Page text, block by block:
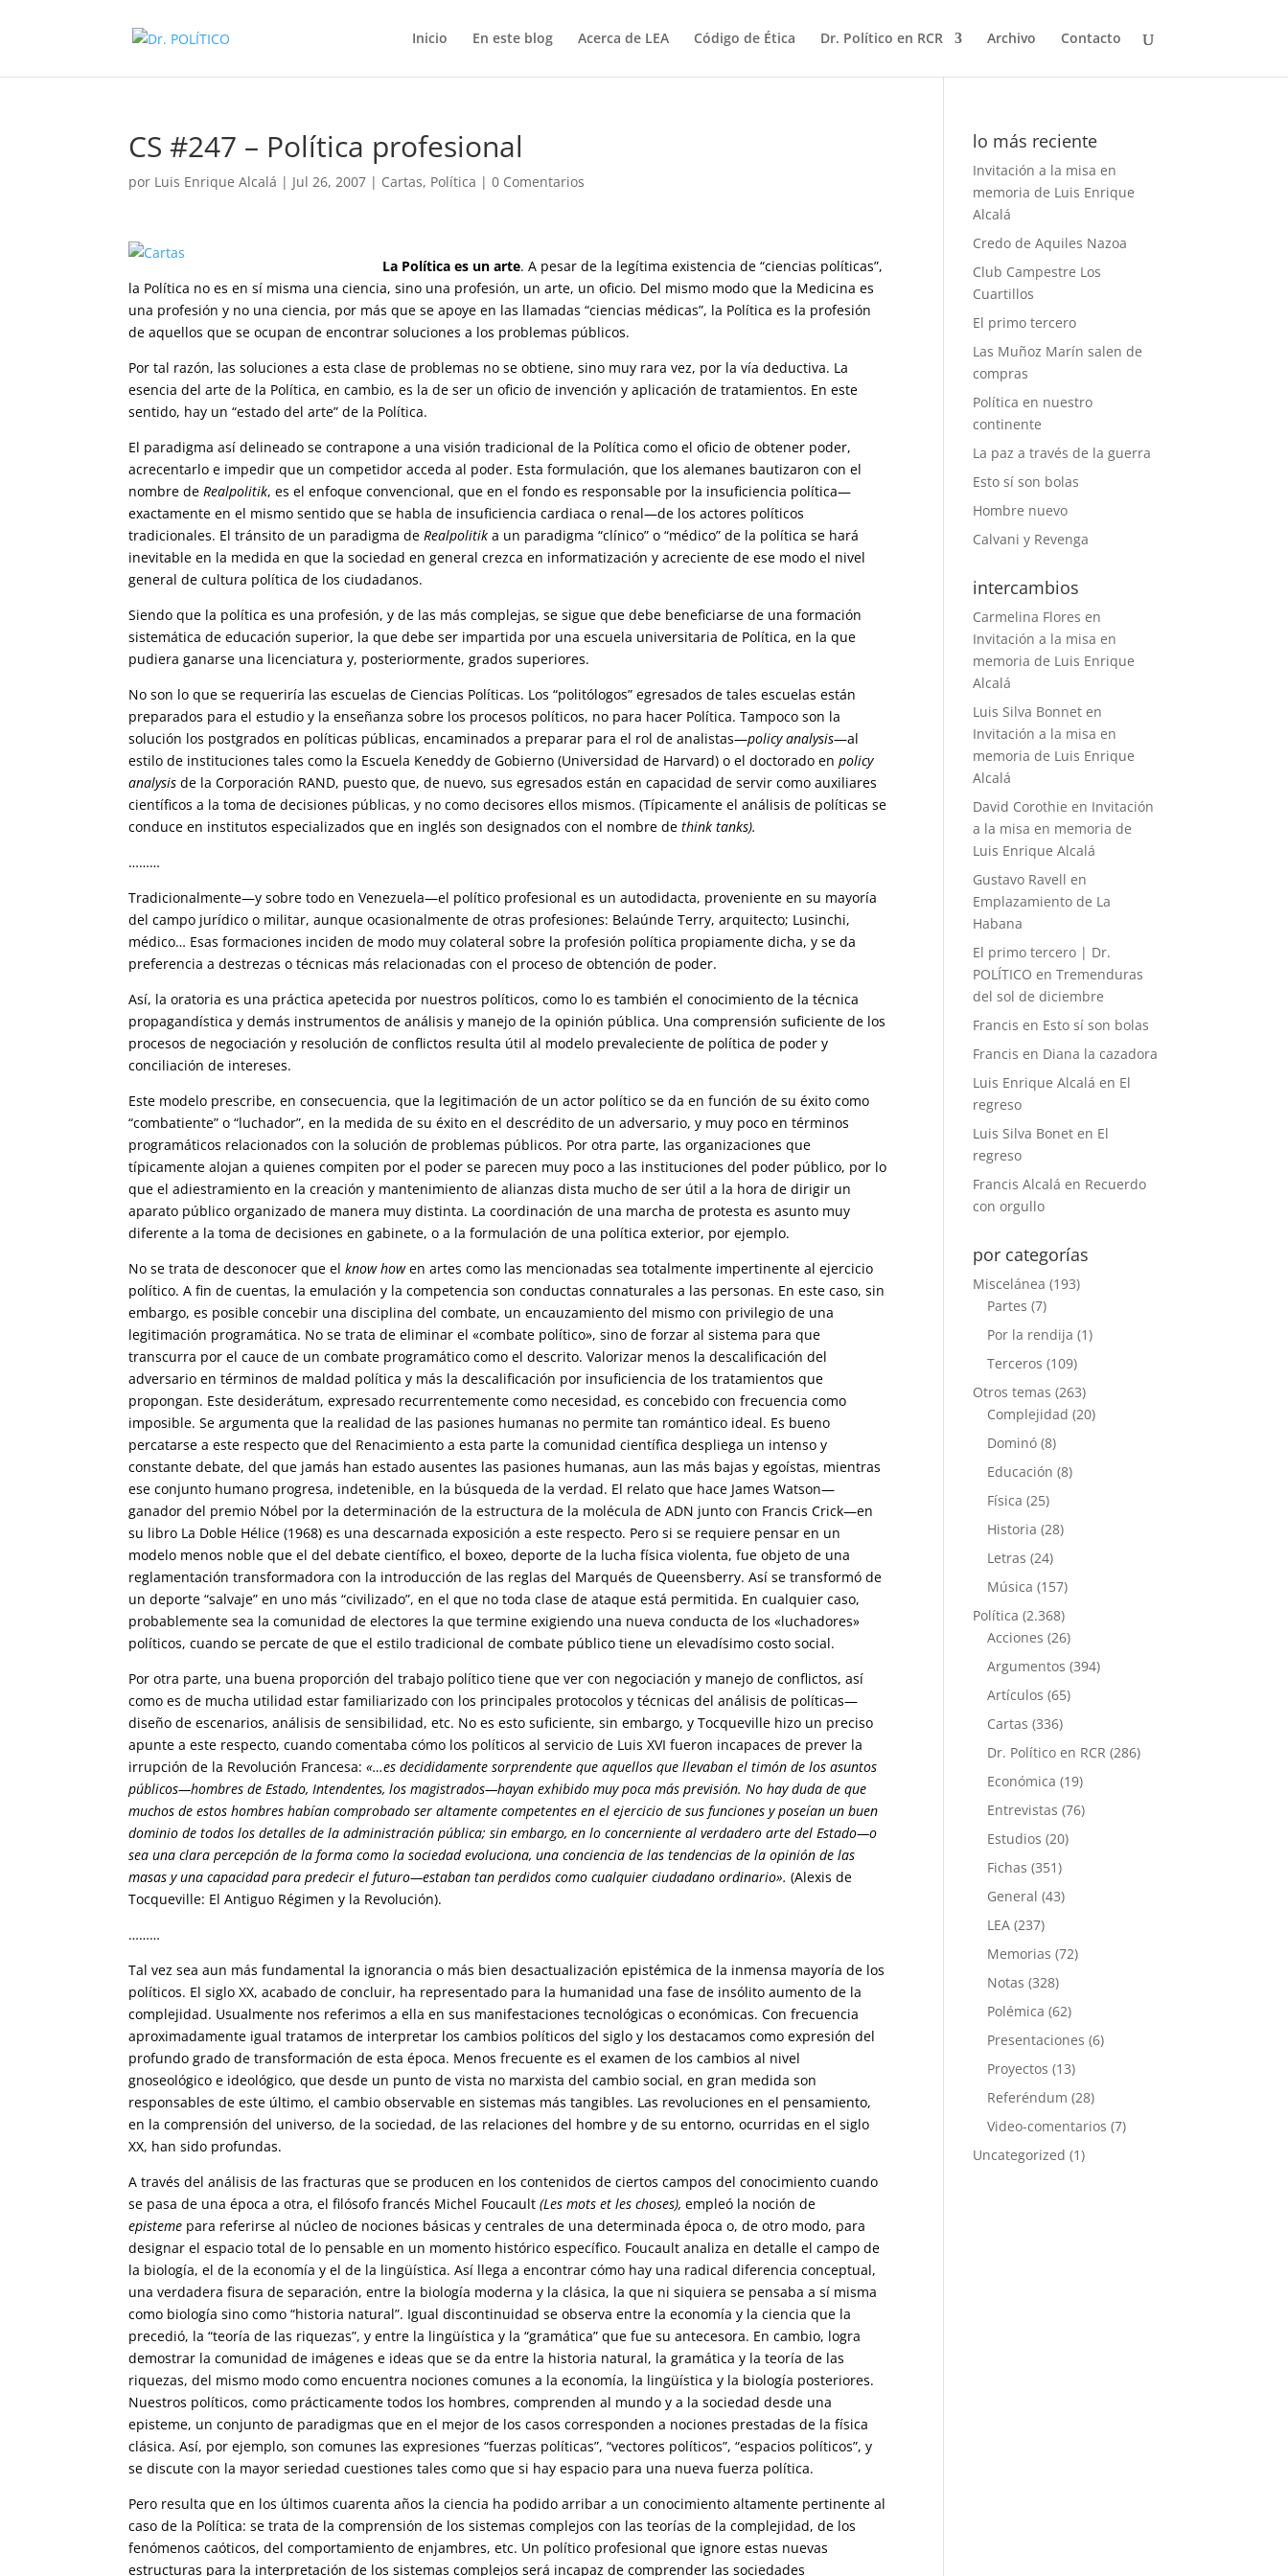
Inicio En este blog Acerca de LEA Código de Ética Dr. Político en RCR Archivo Contacto
CS #247 – Política profesional
por Luis Enrique Alcalá | Jul 26, 2007 | Cartas, Política |0 Comentarios
La Política es un arte. A pesar de la legítima existencia de “ciencias políticas”,
la Política no es en sí misma una ciencia, sino una profesión, un arte, un oficio. Del mismo modo que la Medicina es
una profesión y no una ciencia, por más que se apoye en las llamadas “ciencias médicas”, la Política es la profesión
de aquellos que se ocupan de encontrar soluciones a los problemas públicos.
Por tal razón, las soluciones a esta clase de problemas no se obtiene, sino muy rara vez, por la vía deductiva. La
esencia del arte de la Política, en cambio, es la de ser un oficio de invención y aplicación de tratamientos. En este
sentido, hay un “estado del arte” de la Política.
El paradigma así delineado se contrapone a una visión tradicional de la Política como el oficio de obtener poder,
acrecentarlo e impedir que un competidor acceda al poder. Esta formulación, que los alemanes bautizaron con el
nombre deRealpolitik, es el enfoque convencional, que en el fondo es responsable por la insuficiencia política—
exactamente en el mismo sentido que se habla de insuficiencia cardiaca o renal—de los actores políticos
tradicionales. El tránsito de un paradigma deRealpolitik a un paradigma “clínico” o “médico” de la política se hará
inevitable en la medida en que la sociedad en general crezca en informatización y acreciente de ese modo el nivel
general de cultura política de los ciudadanos.
Siendo que la política es una profesión, y de las más complejas, se sigue que debe beneficiarse de una formación
sistemática de educación superior, la que debe ser impartida por una escuela universitaria de Política, en la que
pudiera ganarse una licenciatura y, posteriormente, grados superiores.
No son lo que se requeriría las escuelas de Ciencias Políticas. Los “politólogos” egresados de tales escuelas están
preparados para el estudio y la enseñanza sobre los procesos políticos, no para hacer Política. Tampoco son la
solución los postgrados en políticas públicas, encaminados a preparar para el rol de analistas—policy analysis—al
estilo de instituciones tales como la Escuela Keneddy de Gobierno (Universidad de Harvard) o el doctorado enpolicy
analysis de la Corporación RAND, puesto que, de nuevo, sus egresados están en capacidad de servir como auxiliares
científicos a la toma de decisiones públicas, y no como decisores ellos mismos. (Típicamente el análisis de políticas se
conduce en institutos especializados que en inglés son designados con el nombre dethink tanks).
………
Tradicionalmente—y sobre todo en Venezuela—el político profesional es un autodidacta, proveniente en su mayoría
del campo jurídico o militar, aunque ocasionalmente de otras profesiones: Belaúnde Terry, arquitecto; Lusinchi,
médico… Esas formaciones inciden de modo muy colateral sobre la profesión política propiamente dicha, y se da
preferencia a destrezas o técnicas más relacionadas con el proceso de obtención de poder.
Así, la oratoria es una práctica apetecida por nuestros políticos, como lo es también el conocimiento de la técnica
propagandística y demás instrumentos de análisis y manejo de la opinión pública. Una comprensión suficiente de los
procesos de negociación y resolución de conflictos resulta útil al modelo prevaleciente de política de poder y
conciliación de intereses.
Este modelo prescribe, en consecuencia, que la legitimación de un actor político se da en función de su éxito como
“combatiente” o “luchador”, en la medida de su éxito en el descrédito de un adversario, y muy poco en términos
programáticos relacionados con la solución de problemas públicos. Por otra parte, las organizaciones que
típicamente alojan a quienes compiten por el poder se parecen muy poco a las instituciones del poder público, por lo
que el adiestramiento en la creación y mantenimiento de alianzas dista mucho de ser útil a la hora de dirigir un
aparato público organizado de manera muy distinta. La coordinación de una marcha de protesta es asunto muy
diferente a la toma de decisiones en gabinete, o a la formulación de una política exterior, por ejemplo.
No se trata de desconocer que elknow howen artes como las mencionadas sea totalmente impertinente al ejercicio
político. A fin de cuentas, la emulación y la competencia son conductas connaturales a las personas. En este caso, sin
embargo, es posible concebir una disciplina del combate, un encauzamiento del mismo con privilegio de una
legitimación programática. No se trata de eliminar el «combate político», sino de forzar al sistema para que
transcurra por el cauce de un combate programático como el descrito. Valorizar menos la descalificación del
adversario en términos de maldad política y más la descalificación por insuficiencia de los tratamientos que
propongan. Este desiderátum, expresado recurrentemente como necesidad, es concebido con frecuencia como
imposible. Se argumenta que la realidad de las pasiones humanas no permite tan romántico ideal. Es bueno
percatarse a este respecto que del Renacimiento a esta parte la comunidad científica despliega un intenso y
constante debate, del que jamás han estado ausentes las pasiones humanas, aun las más bajas y egoístas, mientras
ese conjunto humano progresa, indetenible, en la búsqueda de la verdad. El relato que hace James Watson—
ganador del premio Nóbel por la determinación de la estructura de la molécula de ADN junto con Francis Crick—en
su libro La Doble Hélice (1968) es una descarnada exposición a este respecto. Pero si se requiere pensar en un
modelo menos noble que el del debate científico, el boxeo, deporte de la lucha física violenta, fue objeto de una
reglamentación transformadora con la introducción de las reglas del Marqués de Queensberry. Así se transformó de
un deporte “salvaje” en uno más “civilizado”, en el que no toda clase de ataque está permitida. En cualquier caso,
probablemente sea la comunidad de electores la que termine exigiendo una nueva conducta de los «luchadores»
políticos, cuando se percate de que el estilo tradicional de combate público tiene un elevadísimo costo social.
Por otra parte, una buena proporción del trabajo político tiene que ver con negociación y manejo de conflictos, así
como es de mucha utilidad estar familiarizado con los principales protocolos y técnicas del análisis de políticas—
diseño de escenarios, análisis de sensibilidad, etc. No es esto suficiente, sin embargo, y Tocqueville hizo un preciso
apunte a este respecto, cuando comentaba cómo los políticos al servicio de Luis XVI fueron incapaces de prever la
irrupción de la Revolución Francesa:«…es decididamente sorprendente que aquellos que llevaban el timón de los asuntos
públicos—hombres de Estado, Intendentes, los magistrados—hayan exhibido muy poca más previsión. No hay duda de que
muchos de estos hombres habían comprobado ser altamente competentes en el ejercicio de sus funciones y poseían un buen
dominio de todos los detalles de la administración pública; sin embargo, en lo concerniente al verdadero arte del Estado—o
sea una clara percepción de la forma como la sociedad evoluciona, una conciencia de las tendencias de la opinión de las
masas y una capacidad para predecir el futuro—estaban tan perdidos como cualquier ciudadano ordinario». (Alexis de
Tocqueville: El Antiguo Régimen y la Revolución).
………
Tal vez sea aun más fundamental la ignorancia o más bien desactualización epistémica de la inmensa mayoría de los
políticos. El siglo XX, acabado de concluir, ha representado para la humanidad una fase de insólito aumento de la
complejidad. Usualmente nos referimos a ella en sus manifestaciones tecnológicas o económicas. Con frecuencia
aproximadamente igual tratamos de interpretar los cambios políticos del siglo y los destacamos como expresión del
profundo grado de transformación de esta época. Menos frecuente es el examen de los cambios al nivel
gnoseológico e ideológico, que desde un punto de vista no marxista del cambio social, en gran medida son
responsables de este último, el cambio observable en sistemas más tangibles. Las revoluciones en el pensamiento,
en la comprensión del universo, de la sociedad, de las relaciones del hombre y de su entorno, ocurridas en el siglo
XX, han sido profundas.
A través del análisis de las fracturas que se producen en los contenidos de ciertos campos del conocimiento cuando
se pasa de una época a otra, el filósofo francés Michel Foucault(Les mots et les choses), empleó la noción de
episteme para referirse al núcleo de nociones básicas y centrales de una determinada época o, de otro modo, para
designar el espacio total de lo pensable en un momento histórico específico. Foucault analiza en detalle el campo de
la biología, el de la economía y el de la lingüística. Así llega a encontrar cómo hay una radical diferencia conceptual,
una verdadera fisura de separación, entre la biología moderna y la clásica, la que ni siquiera se pensaba a sí misma
como biología sino como “historia natural”. Igual discontinuidad se observa entre la economía y la ciencia que la
precedió, la “teoría de las riquezas”, y entre la lingüística y la “gramática” que fue su antecesora. En cambio, logra
demostrar la comunidad de imágenes e ideas que se da entre la historia natural, la gramática y la teoría de las
riquezas, del mismo modo como encuentra nociones comunes a la economía, la lingüística y la biología posteriores.
Nuestros políticos, como prácticamente todos los hombres, comprenden al mundo y a la sociedad desde una
episteme, un conjunto de paradigmas que en el mejor de los casos corresponden a nociones prestadas de la física
clásica. Así, por ejemplo, son comunes las expresiones “fuerzas políticas”, “vectores políticos”, “espacios políticos”, y
se discute con la mayor seriedad cuestiones tales como que si hay espacio para una nueva fuerza política.
Pero resulta que en los últimos cuarenta años la ciencia ha podido arribar a un conocimiento altamente pertinente al
caso de la Política: se trata de la comprensión de los sistemas complejos con las teorías de la complejidad, de los
fenómenos caóticos, del comportamiento de enjambres, etc. Un político profesional que ignore estas nuevas
estructuras para la interpretación de los sistemas complejos será incapaz de comprender las sociedades
lo más reciente
Invitación a la misa en
memoria de Luis Enrique
Alcalá
Credo de Aquiles Nazoa
Club Campestre Los
Cuartillos
El primo tercero
Las Muñoz Marín salen de
compras
Política en nuestro
continente
La paz a través de la guerra
Esto sí son bolas
Hombre nuevo
Calvani y Revenga
intercambios
Carmelina Flores en
Invitación a la misa en
memoria de Luis Enrique
Alcalá
Luis Silva Bonnet en
Invitación a la misa en
memoria de Luis Enrique
Alcalá
David Corothie en Invitación
a la misa en memoria de
Luis Enrique Alcalá
Gustavo Ravell en
Emplazamiento de La
Habana
El primo tercero | Dr.
POLÍTICO enTremenduras
del sol de diciembre
Francis en Esto sí son bolas
Francis en Diana la cazadora
Luis Enrique Alcalá en El
regreso
Luis Silva Bonet en El
regreso
Francis Alcalá en Recuerdo
con orgullo
por categorías
Miscelánea (193)
Partes (7)
Por la rendija (1)
Terceros (109)
Otros temas (263)
Complejidad (20)
Dominó (8)
Educación (8)
Física (25)
Historia (28)
Letras (24)
Música (157)
Política (2.368)
Acciones (26)
Argumentos (394)
Artículos (65)
Cartas (336)
Dr. Político en RCR (286)
Económica (19)
Entrevistas (76)
Estudios (20)
Fichas (351)
General (43)
LEA (237)
Memorias (72)
Notas (328)
Polémica (62)
Presentaciones (6)
Proyectos (13)
Referéndum (28)
Video-comentarios (7)
Uncategorized (1)